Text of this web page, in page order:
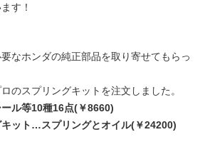
す！
なホンダの純正部品を取り寄せてもらっ
のスプリングキットを注文しました。
ル等10種16点(￥8660)
ット…スプリングとオイル(￥24200)